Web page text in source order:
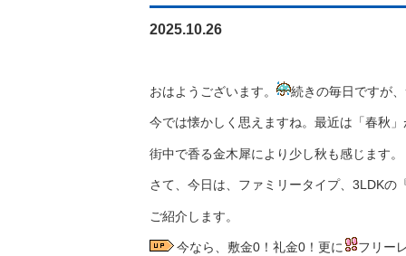
2025.10.26
おはようございます。 続きの毎日ですが
今では懐かしく思えますね。最近は「春秋
街中で香る金木犀により少し秋も感じます。
さて、今日は、ファミリータイプ、3LDKの
ご紹介します。
今なら、敷金0！礼金0！更に フリー